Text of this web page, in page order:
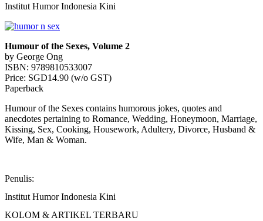
Institut Humor Indonesia Kini
Humour of the Sexes, Volume 2
by George Ong
ISBN: 9789810533007
Price: SGD14.90 (w/o GST)
Paperback
Humour of the Sexes contains humorous jokes, quotes and
anecdotes pertaining to Romance, Wedding, Honeymoon, Marriage,
Kissing, Sex, Cooking, Housework, Adultery, Divorce, Husband &
Wife, Man & Woman.
Penulis:
Institut Humor Indonesia Kini
KOLOM & ARTIKEL TERBARU